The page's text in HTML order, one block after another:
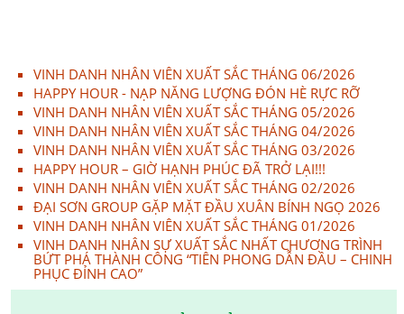
VINH DANH NHÂN VIÊN XUẤT SẮC THÁNG 06/2026
HAPPY HOUR - NẠP NĂNG LƯỢNG ĐÓN HÈ RỰC RỠ
VINH DANH NHÂN VIÊN XUẤT SẮC THÁNG 05/2026
VINH DANH NHÂN VIÊN XUẤT SẮC THÁNG 04/2026
VINH DANH NHÂN VIÊN XUẤT SẮC THÁNG 03/2026
HAPPY HOUR – GIỜ HẠNH PHÚC ĐÃ TRỞ LẠI!!!
VINH DANH NHÂN VIÊN XUẤT SẮC THÁNG 02/2026
ĐẠI SƠN GROUP GẶP MẶT ĐẦU XUÂN BÍNH NGỌ 2026
VINH DANH NHÂN VIÊN XUẤT SẮC THÁNG 01/2026
VINH DANH NHÂN SỰ XUẤT SẮC NHẤT CHƯƠNG TRÌNH
BỨT PHÁ THÀNH CÔNG “TIÊN PHONG DẪN ĐẦU – CHINH
PHỤC ĐỈNH CAO”